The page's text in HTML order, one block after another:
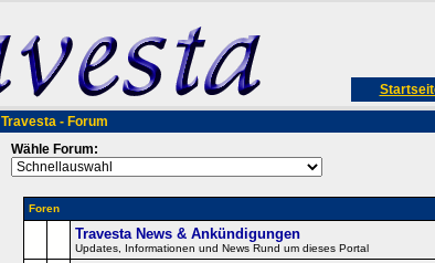
Travesta - Forum
Wähle Forum:
Foren
Travesta News & Ankündigungen
Updates, Informationen und News Rund um dieses Portal